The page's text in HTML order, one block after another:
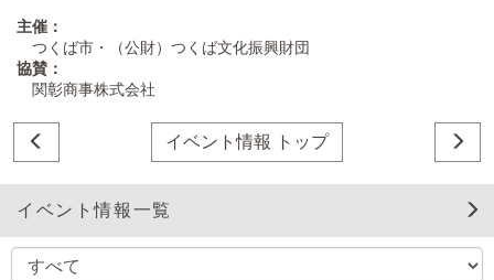
主催：
つくば市・（公財）つくば文化振興財団
協賛：
関彰商事株式会社
イベント情報 トップ
イベント情報一覧